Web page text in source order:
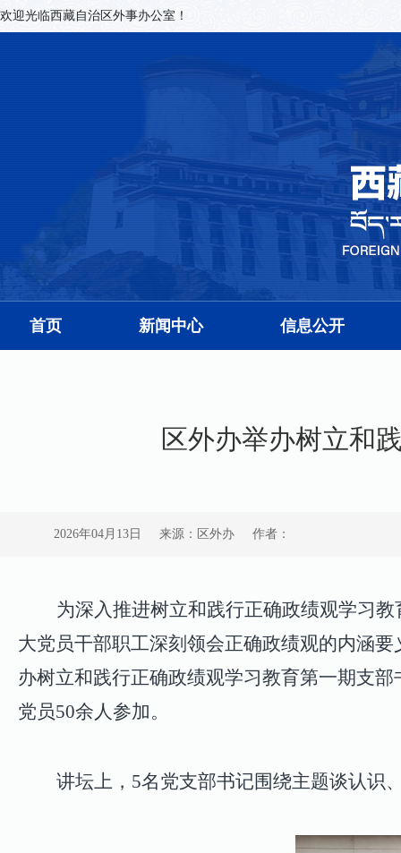
欢迎光临西藏自治区外事办公室！
首页 新闻中心 信息公开
区外办举办树立和
2026年04月13日 来源：区外办 作者：
为深入推进树立和践行正确政绩观学习
大党员干部职工深刻领会正确政绩观的内涵要
办树立和践行正确政绩观学习教育第一期支
党员50余人参加。
讲坛上， 5名党支部书记围绕主题谈认识